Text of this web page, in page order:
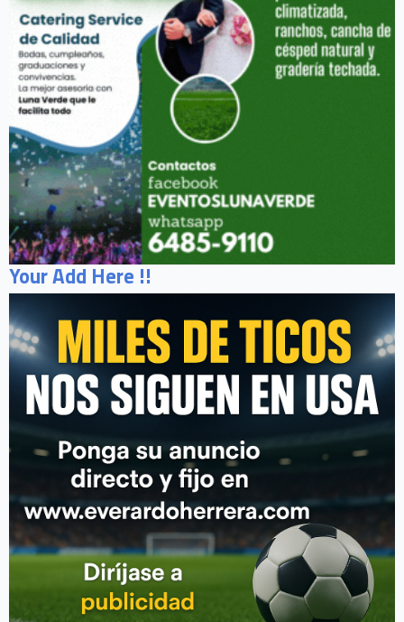
Your Add Here !!